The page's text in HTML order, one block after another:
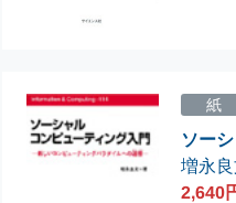
紙
ソー
増永
2,640